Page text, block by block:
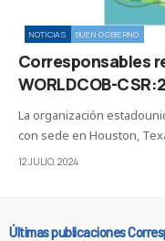
NOTICIAS BUEN GOBIERNO
Corresponsables
WORLDCOB-
La organización
con sede en Houston,
12 JULIO, 2024
Últimas publicaciones